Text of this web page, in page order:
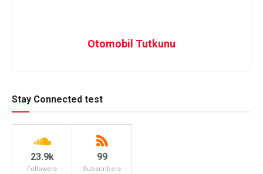
Otomobil Tutkunu
Stay Connected test
23.9k
Followers
99
Subscribers